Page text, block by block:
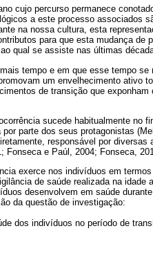
cujo percurso permanece
a este processo associados
na nossa cultura, esta
para que esta mudança de
qual se assiste nas últimas
tempo e em que esse tempo se
um envelhecimento ativo
de transição que
sucede habitualmente no
parte dos seus protagonistas
responsável por diversas
Fonseca e Paúl, 2004; Fonseca,
exerce nos indivíduos em
de saúde realizada na idade
desenvolvem em saúde
da questão de investigação:
dos indivíduos no período de